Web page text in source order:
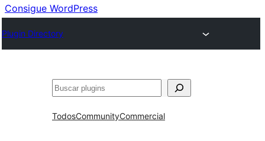
Consigue WordPress
Plugin Directory
Buscar
TodosCommunityCommercial